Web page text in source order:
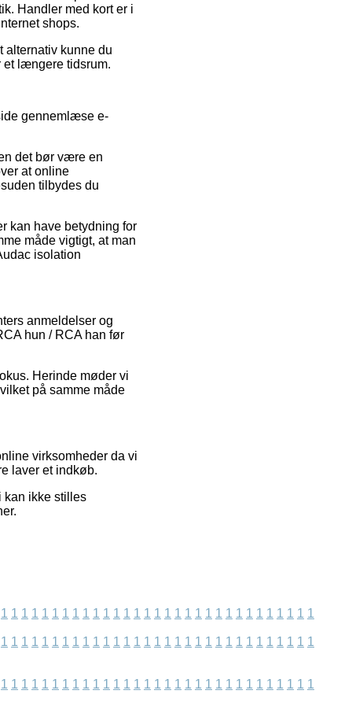
Handler med kort er i
shops.
alternativ kunne du
et længere tidsrum.
gennemlæse e-
det bør være en
at online
tilbydes du
kan have betydning for
måde vigtigt, at man
isolation
anmeldelser og
hun / RCA han før
Herinde møder vi
på samme måde
virksomheder da vi
laver et indkøb.
kan ikke stilles
1 1 1 1 1 1 1 1 1 1 1 1 1 1 1 1 1 1 1 1 1 1 1 1 1 1 1 1 1 1 1
1 1 1 1 1 1 1 1 1 1 1 1 1 1 1 1 1 1 1 1 1 1 1 1 1 1 1 1 1 1 1
1 1 1 1 1 1 1 1 1 1 1 1 1 1 1 1 1 1 1 1 1 1 1 1 1 1 1 1 1 1 1